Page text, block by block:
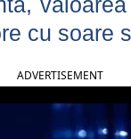
cu soare
ADVERTISEMENT